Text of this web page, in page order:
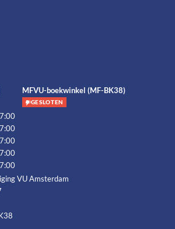
MFVU-boekwinkel (MF-BK38)
GESLOTEN
VU Amsterdam